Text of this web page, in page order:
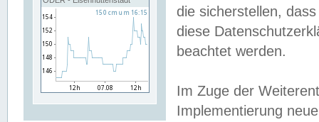
die sicherstellen,
diese
beachtet werden.
Im Zuge der
Implementierung